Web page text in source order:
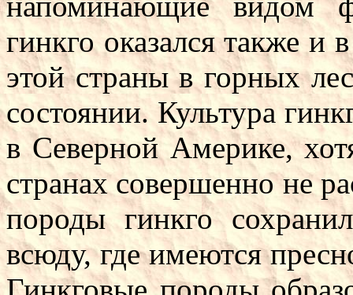
гинкго оказался также
этой страны в горных
состоянии. Культура
в Северной Америке,
странах совершенно не
породы гинкго
всюду, где имеются